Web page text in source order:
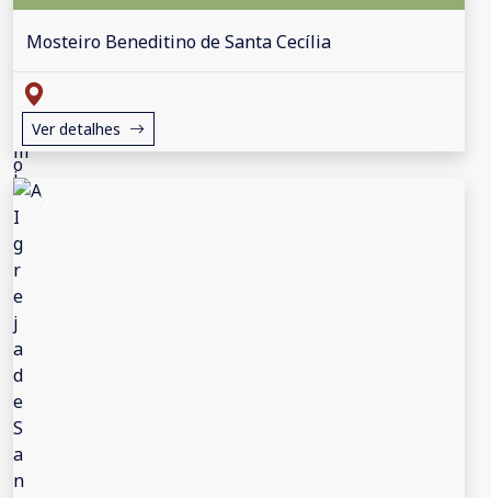
Mosteiro Beneditino de Santa Cecília
Ver detalhes